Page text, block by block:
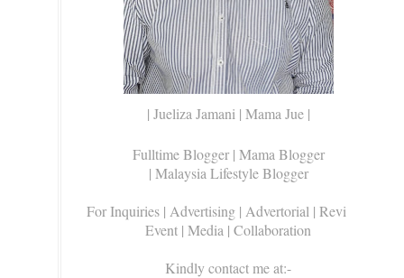
| Jueliza Jamani | Mama Jue |
Fulltime Blogger | Mama Blogger
| Malaysia Lifestyle Blogger
For Inquiries | Advertising | Advertorial | Review |
Event | Media | Collaboration
Kindly contact me at:-